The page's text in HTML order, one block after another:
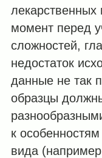
момент перед
сложностей,
недостаток
данные не так
образцы
к
вида